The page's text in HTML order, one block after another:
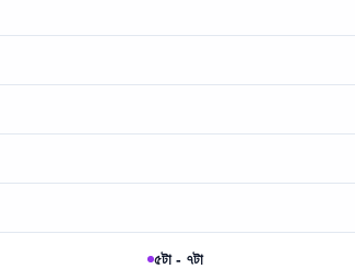
৫টা - ৭টা